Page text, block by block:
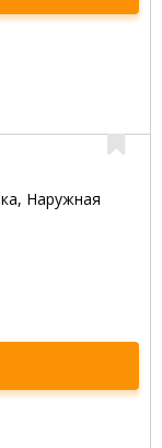
Наружная